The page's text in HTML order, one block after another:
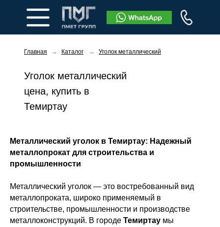
Главная Каталог
→ Уголок металлический
→
Уголок металлический
цена, купить в
Темиртау
Металлический уголок в Темиртау: Надежный
металлопрокат для строительства и
промышленности
Металлический уголок — это востребованный вид
металлопроката, широко применяемый в
строительстве, промышленности и производстве
металлоконструкций. В городе Темиртау мы